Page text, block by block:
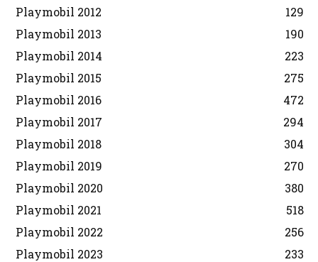
Playmobil 2012
129
Playmobil 2013
190
Playmobil 2014
223
Playmobil 2015
275
Playmobil 2016
472
Playmobil 2017
294
Playmobil 2018
304
Playmobil 2019
270
Playmobil 2020
380
Playmobil 2021
518
Playmobil 2022
256
Playmobil 2023
233